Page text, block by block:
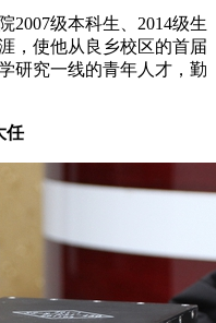
级本科生、2014级生
，使他从良乡校区的首届
研究一线的青年人才，勤
任